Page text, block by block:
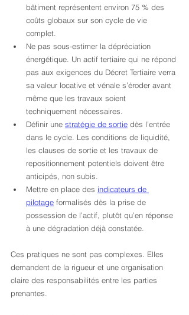
bâtiment représentent environ 75 % des
coûts globaux sur son cycle de vie
complet.
Ne pas sous-estimer la dépréciation
énergétique. Un actif tertiaire qui ne répond
pas aux exigences du Décret Tertiaire verra
sa valeur locative et vénale s’éroder avant
même que les travaux soient
techniquement nécessaires.
Définir une stratégie de sortie dès l’entrée
dans le cycle. Les conditions de liquidité,
les clauses de sortie et les travaux de
repositionnement potentiels doivent être
anticipés, non subis.
Mettre en place des indicateurs de
pilotage formalisés dès la prise de
possession de l’actif, plutôt qu’en réponse
à une dégradation déjà constatée.
Ces pratiques ne sont pas complexes. Elles
demandent de la rigueur et une organisation
claire des responsabilités entre les parties
prenantes.